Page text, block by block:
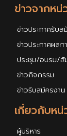
เกี่ยวกับห
ผู้บริหาร
ข่าวจากหน่
ข่าวประกาศรับส
ข่าวประกาศผล
ประชุม/อบรม/สั
ข่าวกิจกรรม
ข่าวรับสมัครงาน